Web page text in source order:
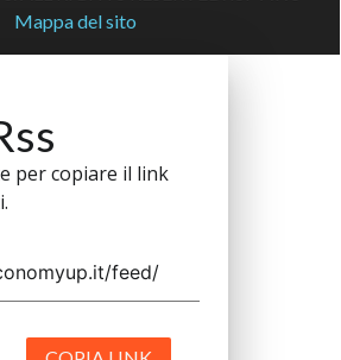
Mappa del sito
per copiare il link